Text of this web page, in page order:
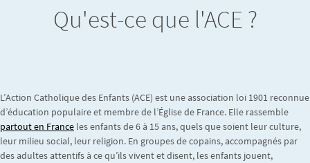
Qu'est-ce que l'ACE ?
L’Action Catholique des Enfants (ACE) est une association loi 1901 reconnue
d’éducation populaire et membre de l’Église de France. Elle rassemble
partout en France les enfants de 6 à 15 ans, quels que soient leur culture,
leur milieu social, leur religion. En groupes de copains, accompagnés par
des adultes attentifs à ce qu’ils vivent et disent, les enfants jouent,